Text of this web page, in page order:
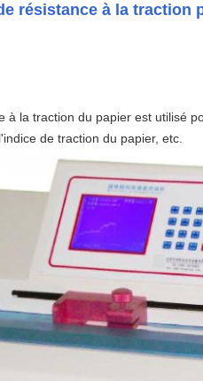
résistance à la traction
à la traction du papier est utilisé
de traction du papier, etc.